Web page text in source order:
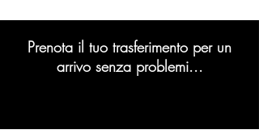
Prenota il tuo trasferimento per un
arrivo senza problemi...